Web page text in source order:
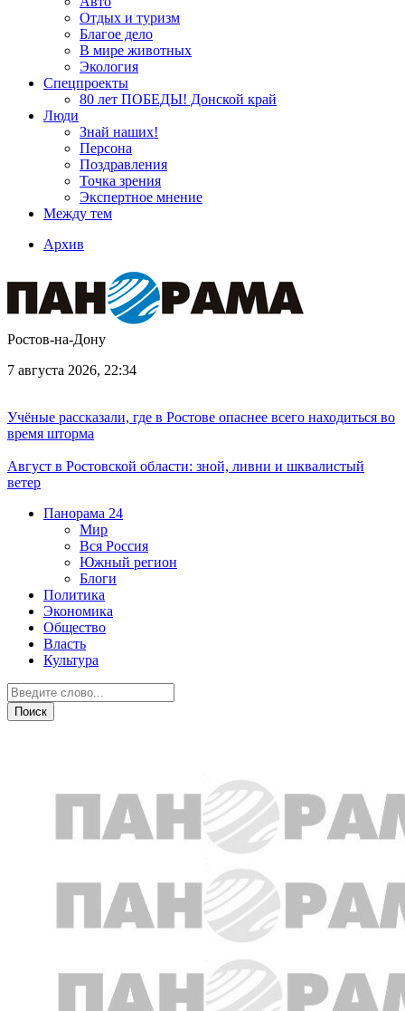
Отдых и туризм
Благое дело
В мире животных
Экология
Спецпроекты
80 лет ПОБЕДЫ! Донской край
Люди
Знай наших!
Персона
Поздравления
Точка зрения
Экспертное мнение
Между тем
Архив
Ростов-на-Дону
7 августа 2026, 22:34
Учёные рассказали, где в Ростове опаснее всего находиться во
время шторма
Август в Ростовской области: зной, ливни и шквалистый
ветер
Панорама 24
Мир
Вся Россия
Южный регион
Блоги
Политика
Экономика
Общество
Власть
Культура